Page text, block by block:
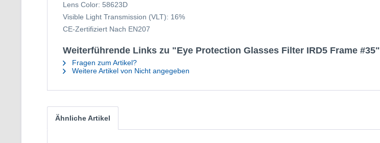
Lens Color: 58623D
Visible Light Transmission (VLT): 16%
CE-Zertifiziert Nach EN207
Weiterführende Links zu "Eye Protection Glasses Filter IRD5 Frame #35"
Fragen zum Artikel?
Weitere Artikel von Nicht angegeben
Ähnliche Artikel